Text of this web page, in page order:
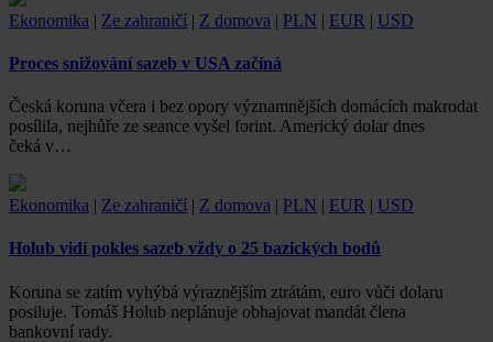
Ekonomika | Ze zahraničí | Z domova | PLN | EUR | USD
Proces snižování sazeb v USA začíná
Česká koruna včera i bez opory významnějších domácích makrodat
posílila, nejhůře ze seance vyšel forint. Americký dolar dnes
čeká v…
Ekonomika | Ze zahraničí | Z domova | PLN | EUR | USD
Holub vidí pokles sazeb vždy o 25 bazických bodů
Koruna se zatím vyhýbá výraznějším ztrátám, euro vůči dolaru
posiluje. Tomáš Holub neplánuje obhajovat mandát člena
bankovní rady.